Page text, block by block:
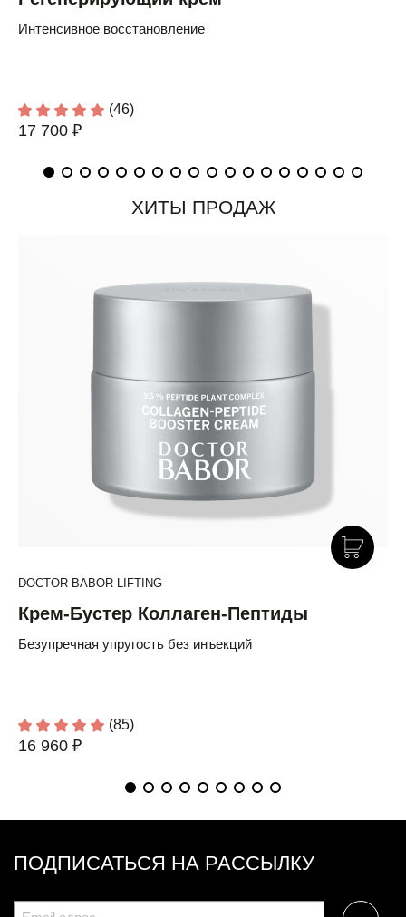
Интенсивное восстановление
(46)
17 700 ₽
ХИТЫ ПРОДАЖ
DOCTOR BABOR LIFTING
Крем-Бустер Коллаген-Пептиды
Безупречная упругость без инъекций
(85)
16 960 ₽
ПОДПИСАТЬСЯ НА РАССЫЛКУ